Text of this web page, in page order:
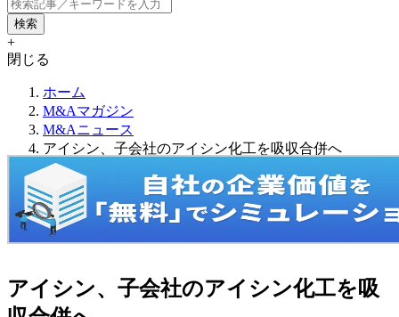
+
閉じる
ホーム
M&Aマガジン
M&Aニュース
アイシン、子会社のアイシン化工を吸収合併へ
アイシン、子会社のアイシン化工を吸